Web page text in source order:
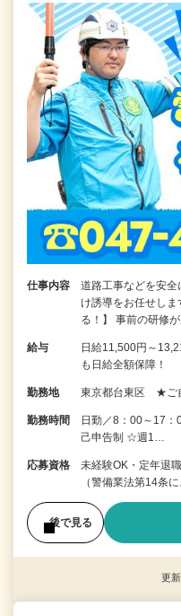
仕事内容
道路工事などを安
け誘導をお任せし
る！】 事前の研修
給与
日給11,500円～
も日給全額保障！
勤務地 東京都台東区 ★ご
勤務時間
日勤／8：00～17
己申告制 ☆週1…
応募資格
未経験OK・定年退
（警備業法第14条
後で見る
更